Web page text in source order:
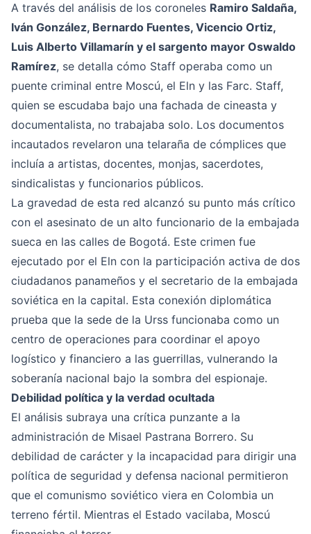
A través del análisis de los coroneles Ramiro Saldaña,
Iván González, Bernardo Fuentes, Vicencio Ortiz,
Luis Alberto Villamarín y el sargento mayor Oswaldo
Ramírez, se detalla cómo Staff operaba como un
puente criminal entre Moscú, el Eln y las Farc. Staff,
quien se escudaba bajo una fachada de cineasta y
documentalista, no trabajaba solo. Los documentos
incautados revelaron una telaraña de cómplices que
incluía a artistas, docentes, monjas, sacerdotes,
sindicalistas y funcionarios públicos.
La gravedad de esta red alcanzó su punto más crítico
con el asesinato de un alto funcionario de la embajada
sueca en las calles de Bogotá. Este crimen fue
ejecutado por el Eln con la participación activa de dos
ciudadanos panameños y el secretario de la embajada
soviética en la capital. Esta conexión diplomática
prueba que la sede de la Urss funcionaba como un
centro de operaciones para coordinar el apoyo
logístico y financiero a las guerrillas, vulnerando la
soberanía nacional bajo la sombra del espionaje.
Debilidad política y la verdad ocultada
El análisis subraya una crítica punzante a la
administración de Misael Pastrana Borrero. Su
debilidad de carácter y la incapacidad para dirigir una
política de seguridad y defensa nacional permitieron
que el comunismo soviético viera en Colombia un
terreno fértil. Mientras el Estado vacilaba, Moscú